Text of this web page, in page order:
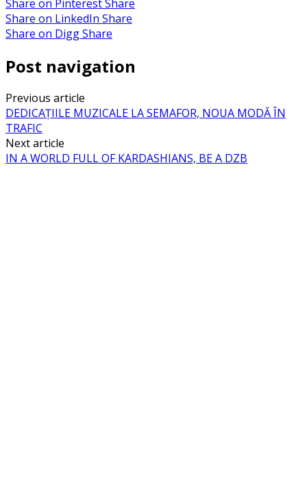
Share on PinterestShare
Share on LinkedIn Share
Share on DiggShare
Post navigation
Previous article
DEDICAȚIILE MUZICALE LA SEMAFOR, NOUA MODĂ ÎN
TRAFIC
Next article
IN A WORLD FULL OF KARDASHIANS, BE A DZB